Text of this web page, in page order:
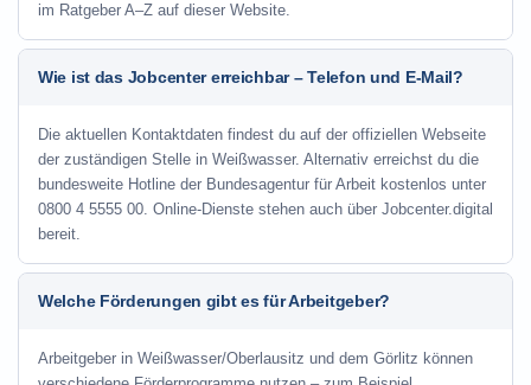
im Ratgeber A–Z auf dieser Website.
Wie ist das Jobcenter erreichbar – Telefon und E-Mail?
Die aktuellen Kontaktdaten findest du auf der offiziellen Webseite
der zuständigen Stelle in Weißwasser. Alternativ erreichst du die
bundesweite Hotline der Bundesagentur für Arbeit kostenlos unter
0800 4 5555 00. Online-Dienste stehen auch über Jobcenter.digital
bereit.
Welche Förderungen gibt es für Arbeitgeber?
Arbeitgeber in Weißwasser/Oberlausitz und dem Görlitz können